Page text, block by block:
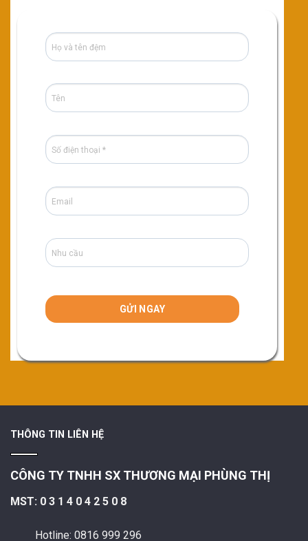
THÔNG TIN LIÊN HỆ
CÔNG TY TNHH SX THƯƠNG MẠI PHÙNG THỊ
MST: 0 3 1 4 0 4 2 5 0 8
Hotline: 0816 999 296